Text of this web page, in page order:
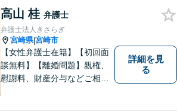
高山 桂 弁護士
弁護士法人きさらぎ
宮崎県|宮崎市
【女性弁護士在籍】【初回面
談無料】【離婚問題】親権、
慰謝料、財産分与などご相談
詳細を見
る